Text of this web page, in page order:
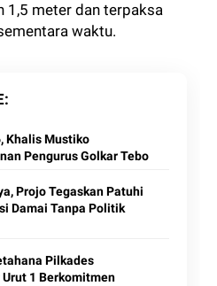
1,5 meter dan terpaksa
waktu.
Khalis Mustiko
Pengurus Golkar Tebo
Projo Tegaskan Patuhi
Damai Tanpa Politik
Pilkades
1 Berkomitmen